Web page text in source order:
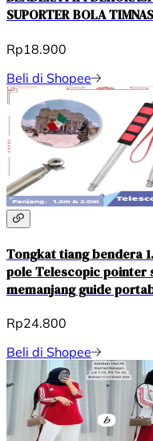
SUPORTER BOLA TIMNAS
Rp18.900
Beli di Shopee
Tongkat tiang bendera
pole Telescopic pointer
memanjang guide
Rp24.800
Beli di Shopee